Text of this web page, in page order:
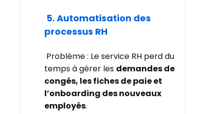
5. Automatisation des
processus RH
Problème : Le service RH perd du
temps à gérer les demandes de
congés, les fiches de paie et
l’onboarding des nouveaux
employés.